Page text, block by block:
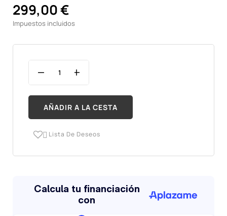
299,00 €
Impuestos incluidos
AÑADIR A LA CESTA
 Lista De Deseos